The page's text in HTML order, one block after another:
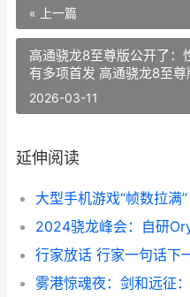
« 上一篇
高通骁龙8至尊版公开了：
有多项首发 高通骁龙8至
2026-03-11
延伸阅读
行家放话 行家一句话下